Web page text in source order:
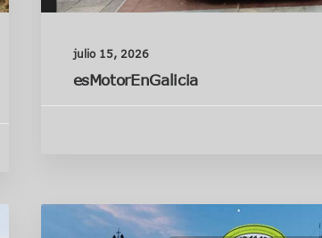
julio 15, 2026
esMotorEnGalicia